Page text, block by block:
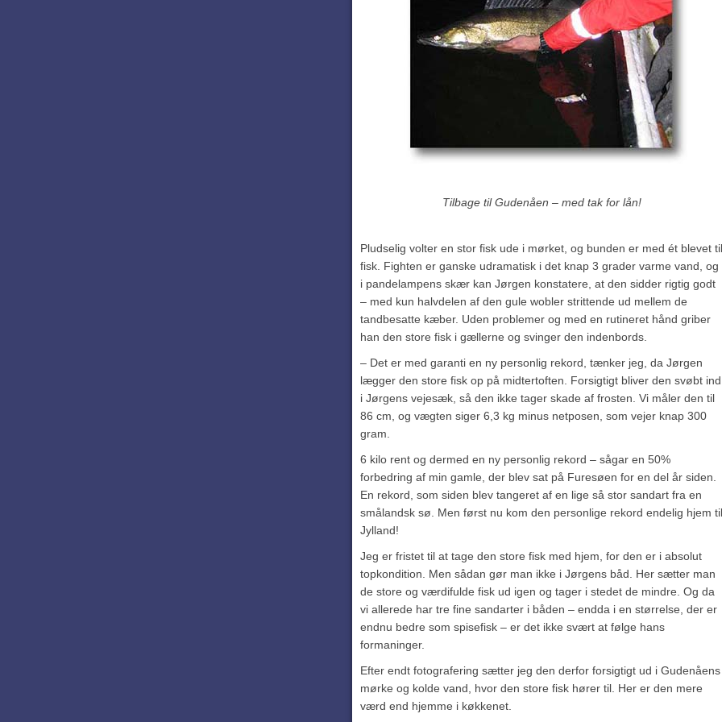
Tilbage til Gudenåen – med tak for lån!
Pludselig volter en stor fisk ude i mørket, og bunden er med ét blevet til
fisk. Fighten er ganske udramatisk i det knap 3 grader varme vand, og
i pandelampens skær kan Jørgen konstatere, at den sidder rigtig godt
– med kun halvdelen af den gule wobler strittende ud mellem de
tandbesatte kæber. Uden problemer og med en rutineret hånd griber
han den store fisk i gællerne og svinger den indenbords.
– Det er med garanti en ny personlig rekord, tænker jeg, da Jørgen
lægger den store fisk op på midtertoften. Forsigtigt bliver den svøbt ind
i Jørgens vejesæk, så den ikke tager skade af frosten. Vi måler den til
86 cm, og vægten siger 6,3 kg minus netposen, som vejer knap 300
gram.
6 kilo rent og dermed en ny personlig rekord – sågar en 50%
forbedring af min gamle, der blev sat på Furesøen for en del år siden.
En rekord, som siden blev tangeret af en lige så stor sandart fra en
smålandsk sø. Men først nu kom den personlige rekord endelig hjem til
Jylland!
Jeg er fristet til at tage den store fisk med hjem, for den er i absolut
topkondition. Men sådan gør man ikke i Jørgens båd. Her sætter man
de store og værdifulde fisk ud igen og tager i stedet de mindre. Og da
vi allerede har tre fine sandarter i båden – endda i en størrelse, der er
endnu bedre som spisefisk – er det ikke svært at følge hans
formaninger.
Efter endt fotografering sætter jeg den derfor forsigtigt ud i Gudenåens
mørke og kolde vand, hvor den store fisk hører til. Her er den mere
værd end hjemme i køkkenet.